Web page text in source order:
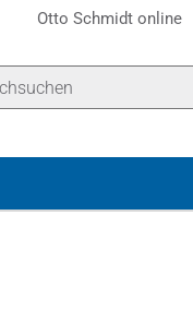
Otto Schmidt online